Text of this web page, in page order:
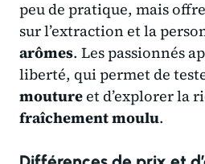
peu de pratique, mais
sur l’extraction et la
arômes. Les passionnés
liberté, qui permet de
moutureet d’explorer la
fraîchement moulu.